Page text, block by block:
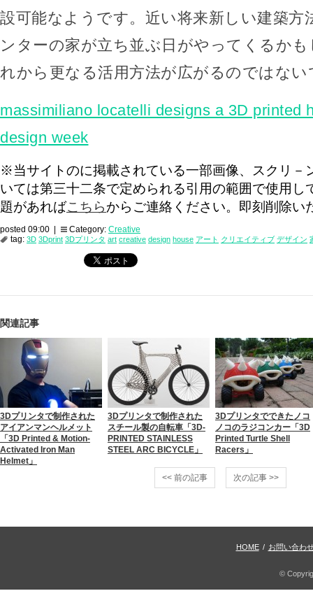
設可能なようです。近い将来新しい建築方
ンターの家が立ち並ぶ日がやってくるか
れから更なる活用方法が広がるのではな
massimiliano locatelli designs a 3D printed
design week
※当サイトのに掲載されている一部画像、スクリ－
いては第三十二条で定められる引用の範囲で使用し
題があればこちらからご連絡ください。即刻削除い
posted 09:00 | Category: Creative
tag: 3D 3Dprint 3Dプリンタ art creative design house アート クリエイティブ デザイン
関連記事
3Dプリンタで制作された
アイアンマンヘルメット
「3D Printed & Motion-
Activated Iron Man
Helmet」
3Dプリンタで制作された
スチール製の自転車「3D-
PRINTED STAINLESS
STEEL ARC BICYCLE」
3Dプリンタでできたノコ
ノコのラジコンカー「3D
Printed Turtle Shell
Racers」
<< 前の記事 次の記事 >>
HOME / お問い合わ
©